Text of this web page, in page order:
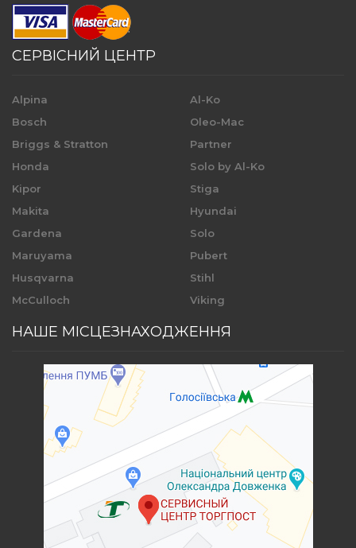
СЕРВІСНИЙ ЦЕНТР
Alpina
Bosch
Briggs & Stratton
Honda
Kipor
Makita
Gardena
Maruyama
Husqvarna
McCulloch
Al-Ko
Oleo-Mac
Partner
Solo by Al-Ko
Stiga
Hyundai
Solo
Pubert
Stihl
Viking
НАШЕ МІСЦЕЗНАХОДЖЕННЯ